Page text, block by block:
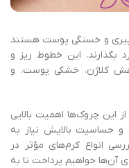
پیری و خستگی پوست هستند
بگذارند. این خطوط ریز و
کلاژن، خشکی پوست، و
این چروک‌ها اهمیت بالایی
و حساسیت بالایش نیاز به
انواع کرم‌های مؤثر در
خواهیم پرداخت تا به